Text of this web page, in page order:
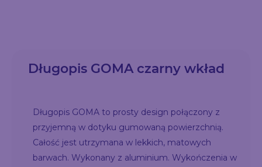
Długopis GOMA czarny wkład
Długopis GOMA to prosty design połączony z
przyjemną w dotyku gumowaną powierzchnią.
Całość jest utrzymana w lekkich, matowych
barwach. Wykonany z aluminium. Wykończenia w